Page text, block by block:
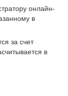
онлайн-
в
за счет
в